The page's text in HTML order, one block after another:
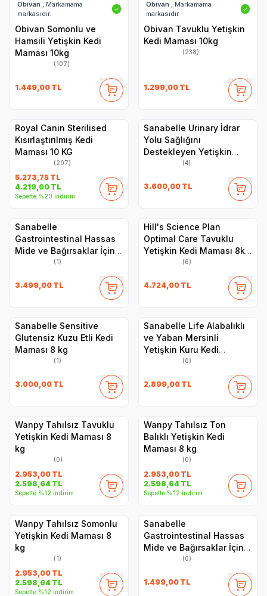
Obivan , Markamama
markasıdır.
✓
Obivan Somonlu ve
Hamsili Yetişkin Kedi
Maması 10kg
(107)
1.449,00 TL
Obivan , Markamama
markasıdır.
✓
Obivan Tavuklu Yetişkin
Kedi Maması 10kg
(238)
1.299,00 TL
Royal Canin Sterilised
Kısırlaştırılmış Kedi
Maması 10 KG
(207)
5.273,75 TL
4.219,00 TL
Sepette %20 indirim
Sanabelle Urinary İdrar
Yolu Sağlığını
Destekleyen Yetişkin
Kuru Kedi Maması 8 Kg
(4)
3.600,00 TL
Sanabelle
Gastrointestinal Hassas
Mide ve Bağırsaklar İçin
Özel Formül Kedi Maması
(1)
3.499,00 TL
Hill's Science Plan
Optimal Care Tavuklu
Yetişkin Kedi Maması 8kg
+ 2kg HEDİYE!
(6)
4.724,00 TL
Sanabelle Sensitive
Glutensiz Kuzu Etli Kedi
Maması 8 kg
(1)
3.000,00 TL
Sanabelle Life Alabalıklı
ve Yaban Mersinli
Yetişkin Kuru Kedi
Maması 8 Kg
(0)
2.899,00 TL
Wanpy Tahılsız Tavuklu
Yetişkin Kedi Maması 8
kg
(0)
2.953,00 TL
2.598,64 TL
Sepette %12 indirim
Wanpy Tahılsız Ton
Balıklı Yetişkin Kedi
Maması 8 kg
(0)
2.953,00 TL
2.598,64 TL
Sepette %12 indirim
Wanpy Tahılsız Somonlu
Yetişkin Kedi Maması 8
kg
(1)
2.953,00 TL
2.598,64 TL
Sepette %12 indirim
Sanabelle
Gastrointestinal Hassas
Mide ve Bağırsaklar İçin
Özel Formül Kedi Maması
(0)
1.499,00 TL